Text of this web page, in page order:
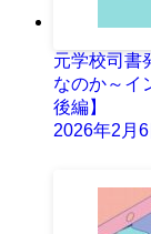
元学校司書
なのか～イ
後編】
2026年2月6